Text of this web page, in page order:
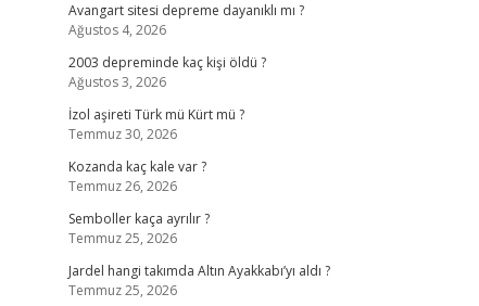
Avangart sitesi depreme dayanıklı mı ?
Ağustos 4, 2026
2003 depreminde kaç kişi öldü ?
Ağustos 3, 2026
İzol aşireti Türk mü Kürt mü ?
Temmuz 30, 2026
Kozanda kaç kale var ?
Temmuz 26, 2026
Semboller kaça ayrılır ?
Temmuz 25, 2026
Jardel hangi takımda Altın Ayakkabı’yı aldı ?
Temmuz 25, 2026